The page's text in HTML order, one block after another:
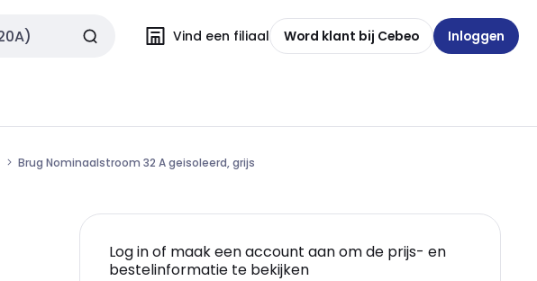
Vind een filiaal Word klant bij Cebeo Inloggen
Brug Nominaalstroom 32 A geisoleerd, grijs
Log in of maak een account aan om de prijs- en
bestelinformatie te bekijken